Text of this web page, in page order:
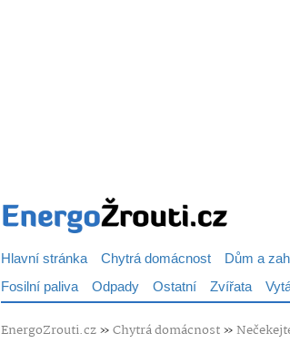
Hlavní stránka Chytrá domácnost Dům a
Fosilní paliva Odpady Ostatní Zvířata
EnergoZrouti.cz»Chytrá domácnost»